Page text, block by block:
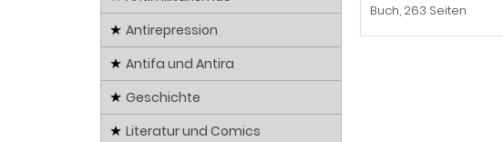
Buch, 263 Seiten
Antirepression
Antifa und Antira
Geschichte
Literatur und Comics